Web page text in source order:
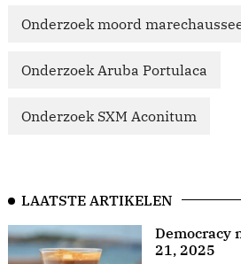
Onderzoek moord
Onderzoek Aruba Portulaca
Onderzoek SXM Aconitum
LAATSTE ARTIKELEN
Democracy
21, 2025